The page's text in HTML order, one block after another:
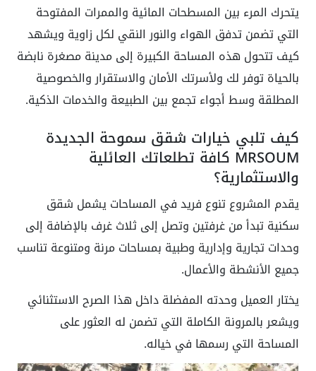
يتحرك المرء بين المسطحات المائية والممرات المفتوحة
التي تضمن تدفق الهواء والنور النقي لكل زاوية ويشهد
كيف تتحول هذه المساحة الكبيرة إلى مدينة مصغرة نابضة
بالحياة توفر لك ولأسرتك الأمان والاستقرار والخصوصية
المطلقة وسط أجواء تجمع بين الطبيعة والخدمات الذكية.
كيف تلبي خيارات شقق سموحة الجديدة
MRSOUM كافة تطلعاتك العائلية
والاستثمارية؟
يقدم المشروع تنوع فريد في المساحات يشمل شقق
سكنية تبدأ من غرفتين وتصل إلى ثلاث غرف بالإضافة إلى
وحدات تجارية وإدارية وطبية بمساحات مرنة ومتنوعة تناسب
جميع الأنشطة والأعمال.
يختار العميل وحدته المفضلة داخل هذا الصرح الاستثنائي
ويشعر بالمرونة الكاملة التي تضمن له العثور على
المساحة التي رسمها في خياله.